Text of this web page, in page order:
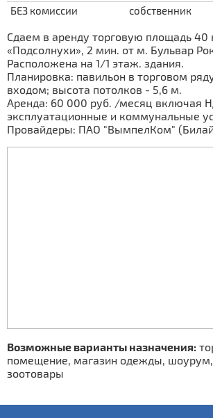
БЕЗ комиссии
собственник
Сдаем в аренду торговую площадь 40
«Подсолнухи», 2 мин. от м. Бульвар
Расположена на 1/1 этаж. здания.
Планировка: павильон в торговом
входом; высота потолков - 5,6 м.
Аренда: 60 000 руб. /месяц включая
эксплуатационные и коммунальные
Провайдеры: ПАО "ВымпелКом"
Возможные варианты назначения:
помещение, магазин одежды,
зоотовары